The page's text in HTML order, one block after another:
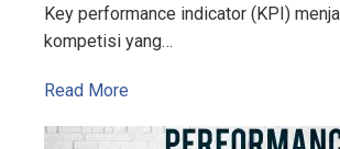
Key performance indicator (KPI)
kompetisi yang…
Read More